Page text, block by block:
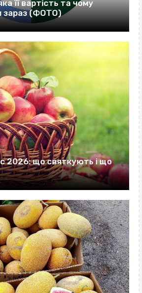
її вартість та чому
зараз (ФОТО)
2026: що святкують і що